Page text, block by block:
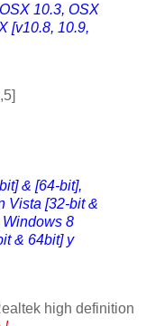
10.3, OSX
[v10.8, 10.9,
& [64-bit],
Vista [32-bit &
Windows 8
& 64bit] y
high definition